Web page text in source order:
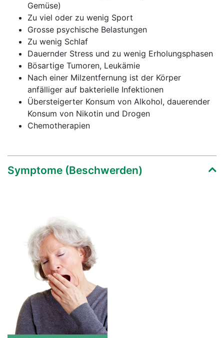
Gemüse)
Zu viel oder zu wenig Sport
Grosse psychische Belastungen
Zu wenig Schlaf
Dauernder Stress und zu wenig Erholungsphasen
Bösartige Tumoren, Leukämie
Nach einer Milzentfernung ist der Körper
anfälliger auf bakterielle Infektionen
Übersteigerter Konsum von Alkohol, dauerender
Konsum von Nikotin und Drogen
Chemotherapien
Symptome (Beschwerden)